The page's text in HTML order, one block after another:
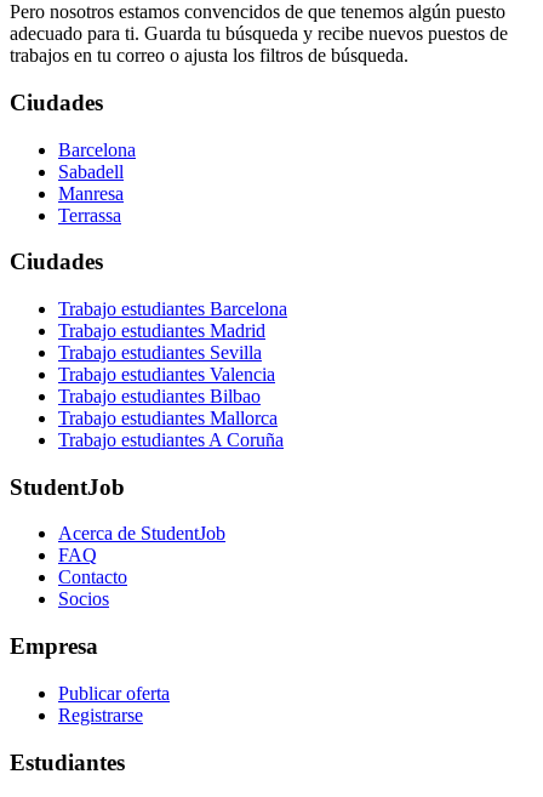
Pero nosotros estamos convencidos de que tenemos algún puesto
adecuado para ti. Guarda tu búsqueda y recibe nuevos puestos de
trabajos en tu correo o ajusta los filtros de búsqueda.
Ciudades
Barcelona
Sabadell
Manresa
Terrassa
Ciudades
Trabajo estudiantes Barcelona
Trabajo estudiantes Madrid
Trabajo estudiantes Sevilla
Trabajo estudiantes Valencia
Trabajo estudiantes Bilbao
Trabajo estudiantes Mallorca
Trabajo estudiantes A Coruña
StudentJob
Acerca de StudentJob
FAQ
Contacto
Socios
Empresa
Publicar oferta
Registrarse
Estudiantes